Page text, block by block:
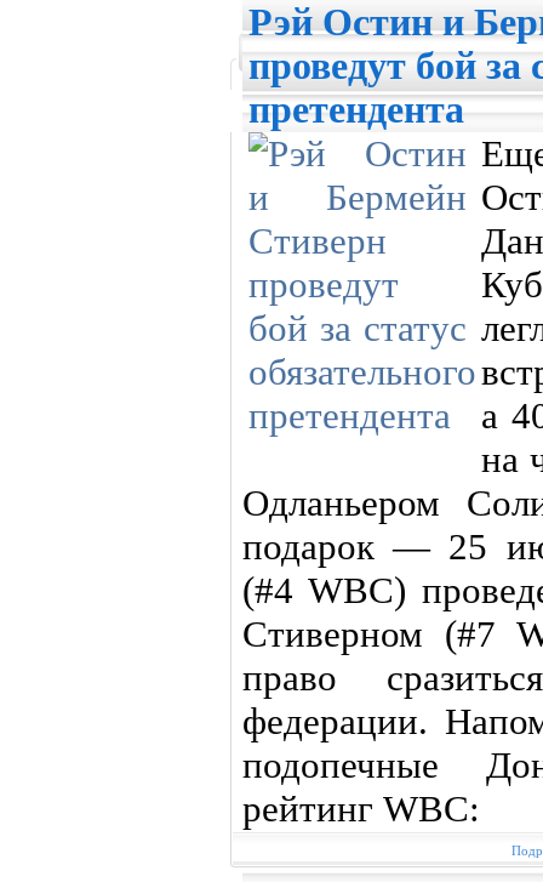
Рэй Остин и
проведут бой за
претендента
а
на
Одланьером
подарок — 25
(#4 WBC)
Стиверном (#7
право
федерации.
подопечные
рейтинг WBC: